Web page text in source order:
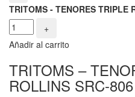
TRITOMS - TENORES
+
Añadir al carrito
TRITOMS –
ROLLINS SRC-806